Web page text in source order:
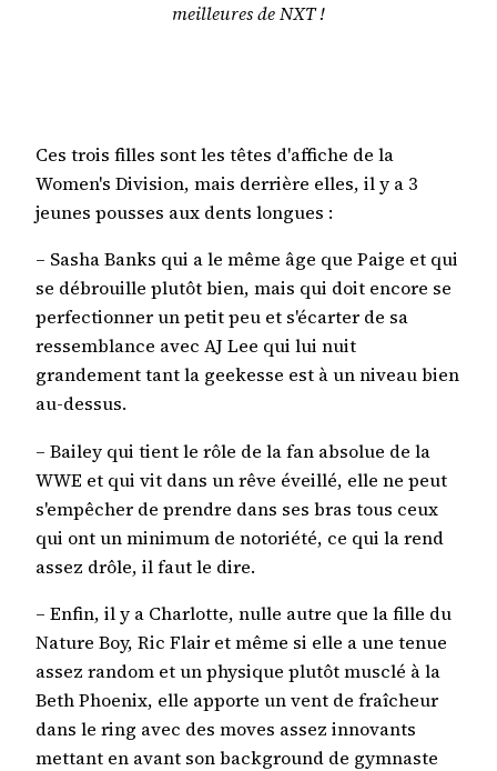
meilleures de NXT !
Ces trois filles sont les têtes d'affiche de la
Women's Division, mais derrière elles, il y a 3
jeunes pousses aux dents longues :
– Sasha Banks qui a le même âge que Paige et qui
se débrouille plutôt bien, mais qui doit encore se
perfectionner un petit peu et s'écarter de sa
ressemblance avec AJ Lee qui lui nuit
grandement tant la geekesse est à un niveau bien
au-dessus.
– Bailey qui tient le rôle de la fan absolue de la
WWE et qui vit dans un rêve éveillé, elle ne peut
s'empêcher de prendre dans ses bras tous ceux
qui ont un minimum de notoriété, ce qui la rend
assez drôle, il faut le dire.
– Enfin, il y a Charlotte, nulle autre que la fille du
Nature Boy, Ric Flair et même si elle a une tenue
assez random et un physique plutôt musclé à la
Beth Phoenix, elle apporte un vent de fraîcheur
dans le ring avec des moves assez innovants
mettant en avant son background de gymnaste